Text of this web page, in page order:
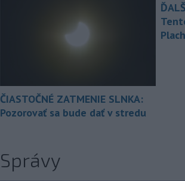
ČIASTOČNÉ ZATMENIE SLNKA:
Pozorovať sa bude dať v stredu
Správy